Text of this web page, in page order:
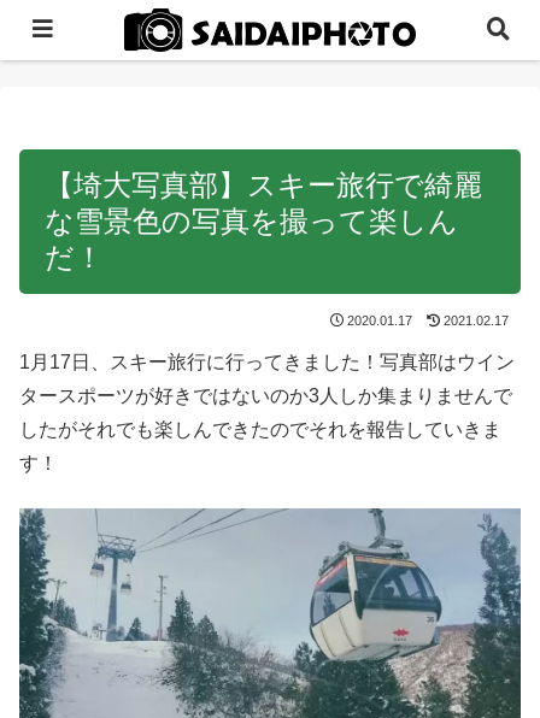
【埼大写真部】スキー旅行で綺麗
な雪景色の写真を撮って楽しん
だ！
2020.01.17 2021.02.17
1月17日、スキー旅行に行ってきました！写真部はウイン
タースポーツが好きではないのか3人しか集まりませんで
したがそれでも楽しんできたのでそれを報告していきま
す！